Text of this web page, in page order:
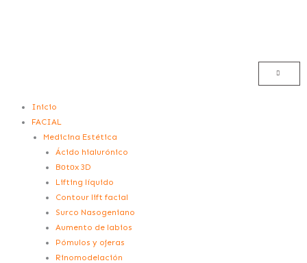
Inicio
FACIAL
Medicina Estética
Ácido hialurónico
Bоtоx 3D
Lifting líquido
Contour lift facial
Surco Nasogeniano
Aumento de labios
Pómulos y ojeras
Rinomodelación
Menú